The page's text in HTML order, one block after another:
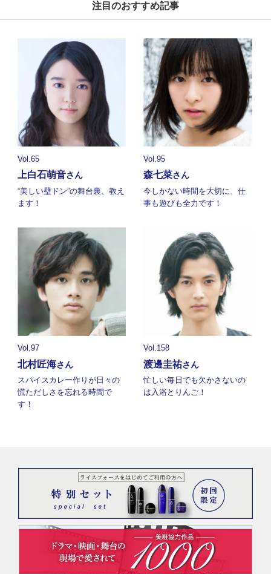
注目のおすすめ記事
Vol.65
上白石萌音さん
“美しい壁ドン”の舞台裏、教え
ます！
Vol.95
森七菜さん
今しかない時間を大切に、仕
事も遊びも全力です！
Vol.97
北村匠海さん
スパイスカレー作りが日々の
慌ただしさを忘れる時間で
す！
Vol.158
渡邊圭祐さん
忙しい毎日でも欠かさないの
は入浴とりんご！